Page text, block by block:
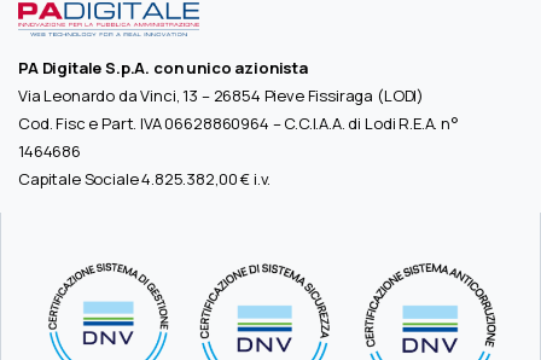
PA Digitale S.p.A. con unico azionista
Via Leonardo da Vinci, 13 – 26854 Pieve Fissiraga (LODI)
Cod. Fisc e Part. IVA 06628860964 – C.C.I.A.A. di Lodi R.E.A. n°
1464686
Capitale Sociale 4.825.382,00 € i.v.